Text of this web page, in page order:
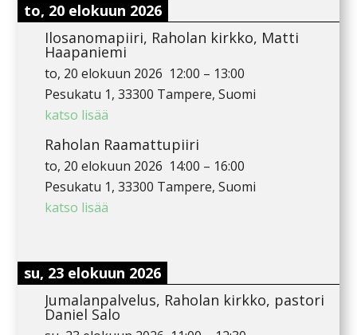
to, 20 elokuun 2026
Ilosanomapiiri, Raholan kirkko, Matti
Haapaniemi
to, 20 elokuun 2026 12:00 – 13:00
Pesukatu 1, 33300 Tampere, Suomi
katso lisää
Raholan Raamattupiiri
to, 20 elokuun 2026 14:00 – 16:00
Pesukatu 1, 33300 Tampere, Suomi
katso lisää
su, 23 elokuun 2026
Jumalanpalvelus, Raholan kirkko, pastori
Daniel Salo